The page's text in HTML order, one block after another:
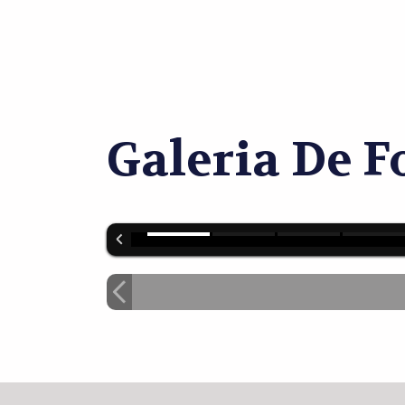
Galeria De